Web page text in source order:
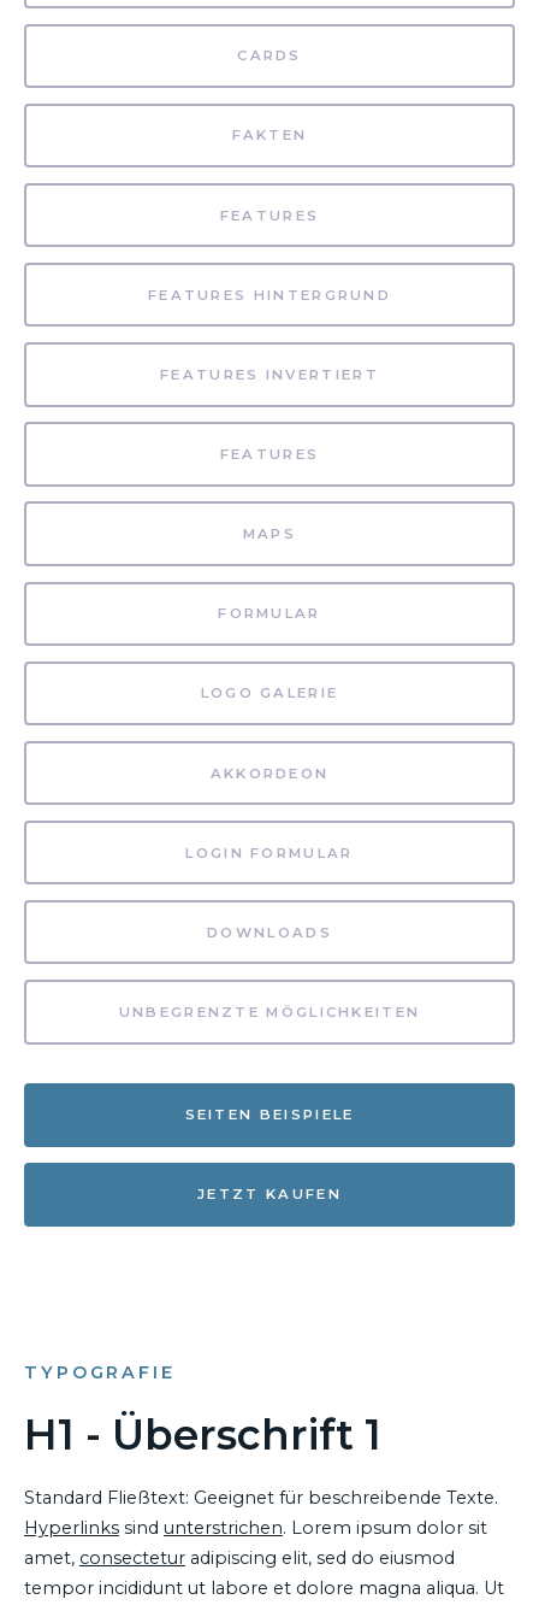
CARDS
FAKTEN
FEATURES
FEATURES HINTERGRUND
FEATURES INVERTIERT
FEATURES
MAPS
FORMULAR
LOGO GALERIE
AKKORDEON
LOGIN FORMULAR
DOWNLOADS
UNBEGRENZTE MÖGLICHKEITEN
SEITEN BEISPIELE
JETZT KAUFEN
TYPOGRAFIE
H1 - Überschrift 1
Standard Fließtext: Geeignet für beschreibende Texte.
Hyperlinks sind unterstrichen. Lorem ipsum dolor sit
amet, consectetur adipiscing elit, sed do eiusmod
tempor incididunt ut labore et dolore magna aliqua. Ut